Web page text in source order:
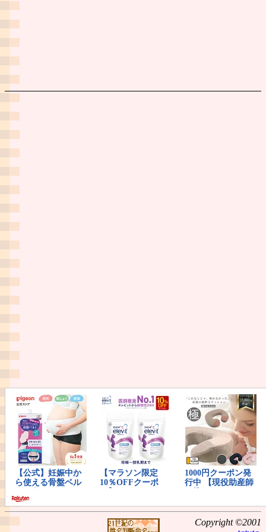
Copyright ©2001